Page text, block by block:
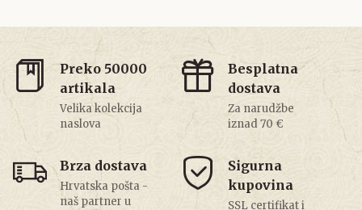
Preko 50000
artikala
Velika kolekcija
naslova
Besplatna
dostava
Za narudžbe
iznad 70 €
Brza dostava
Hrvatska pošta -
naš partner u
Sigurna
kupovina
SSL certifikat i